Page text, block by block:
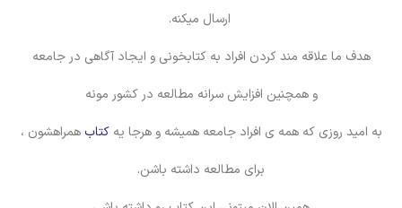
ارسال میکنه.
هدف ما علاقه مند کردن افراد به کتابخونی و ایجاد آگاهی در جامعه
و همچنین افزایش سرانه مطالعه در کشور مونه
به امید روزی که همه ی افراد جامعه همیشه و هرجا یهکتابهمراهشون ،
برای مطالعه داشته باشن.